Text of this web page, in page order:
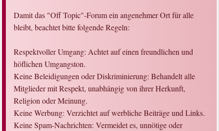
Damit das "Off Topic"-Forum ein angenehmer Ort für alle
bleibt, beachtet bitte folgende Regeln:
Respektvoller Umgang: Achtet auf einen freundlichen und
höflichen Umgangston.
Keine Beleidigungen oder Diskriminierung: Behandelt alle
Mitglieder mit Respekt, unabhängig von ihrer Herkunft,
Religion oder Meinung.
Keine Werbung: Verzichtet auf werbliche Beiträge und Links.
Keine Spam-Nachrichten: Vermeidet es, unnötige oder